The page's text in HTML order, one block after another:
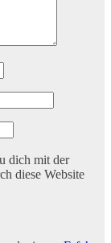
dich mit der
diese Website